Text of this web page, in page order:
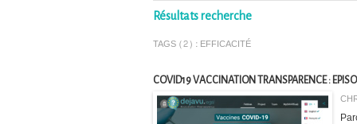
Résultats recherche
TAGS (2) : EFFICACITÉ
COVID19 VACCINATION TRANSPARENCE :